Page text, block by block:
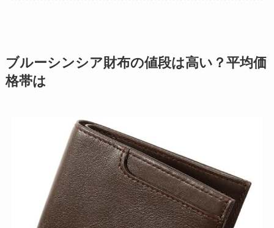
ブルーシンシア財布の値段は高い？平均価
格帯は